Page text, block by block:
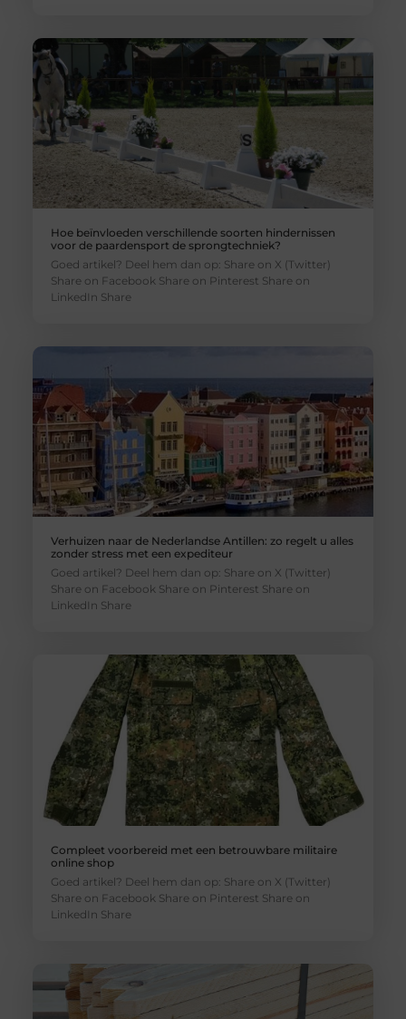
Hoe beïnvloeden verschillende soorten hindernissen
voor de paardensport de sprongtechniek?
Goed artikel? Deel hem dan op: Share on X (Twitter)
Share on Facebook Share on Pinterest Share on
LinkedIn Share
Verhuizen naar de Nederlandse Antillen: zo regelt u alles
zonder stress met een expediteur
Goed artikel? Deel hem dan op: Share on X (Twitter)
Share on Facebook Share on Pinterest Share on
LinkedIn Share
Compleet voorbereid met een betrouwbare militaire
online shop
Goed artikel? Deel hem dan op: Share on X (Twitter)
Share on Facebook Share on Pinterest Share on
LinkedIn Share